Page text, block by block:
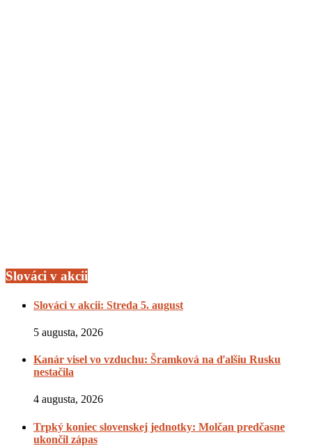
Slováci v akcii
Slováci v akcii: Streda 5. august
5 augusta, 2026
Kanár visel vo vzduchu: Šramková na ďalšiu Rusku
nestačila
4 augusta, 2026
Trpký koniec slovenskej jednotky: Molčan predčasne
ukončil zápas